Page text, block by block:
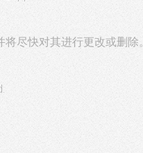
尽快对其进行更改或删除。